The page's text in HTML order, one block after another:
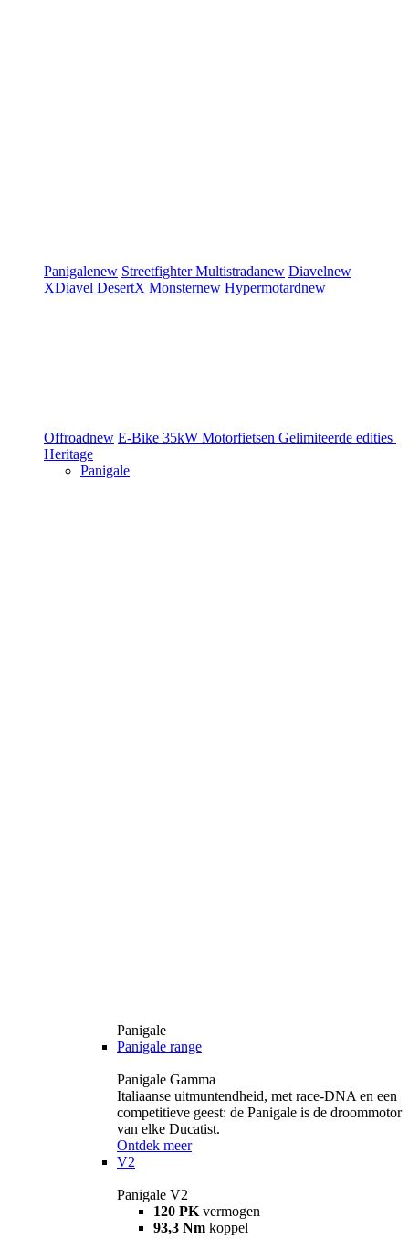
Panigalenew StreetfighterMultistradanew Diavelnew
XDiavel DesertX Monsternew Hypermotardnew
Offroadnew E-Bike 35kW Motorfietsen Gelimiteerde edities
Heritage
Panigale
Panigale
Panigale range
Panigale Gamma
Italiaanse uitmuntendheid, met race-DNA en een
competitieve geest: de Panigale is de droommotor
van elke Ducatist.
Ontdek meer
V2
Panigale V2
120 PK vermogen
93,3 Nm koppel